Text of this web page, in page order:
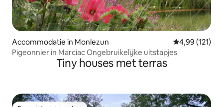
Accommodatie in Monlezun Gemiddelde
4,99 (121)
Pigeonnier in Marciac Ongebruikelijke uitstapjes
Tiny houses met terras